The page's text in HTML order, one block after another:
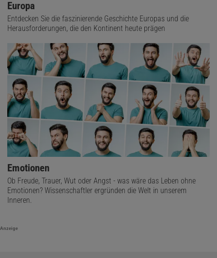
Europa
Entdecken Sie die faszinierende Geschichte Europas und die
Herausforderungen, die den Kontinent heute prägen
Emotionen
Ob Freude, Trauer, Wut oder Angst - was wäre das Leben ohne
Emotionen? Wissenschaftler ergründen die Welt in unserem
Inneren.
Anzeige